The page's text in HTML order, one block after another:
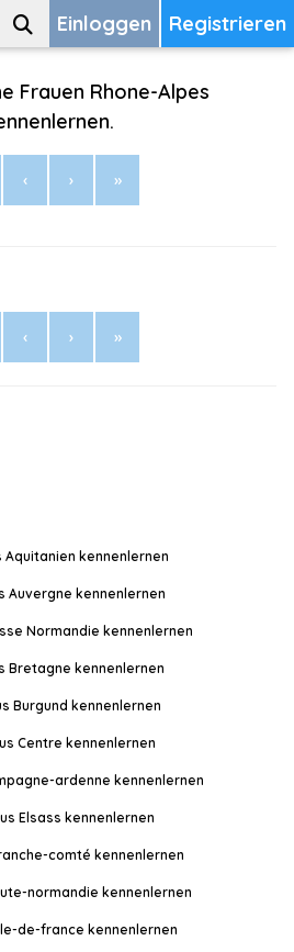
Registrieren
Einloggen
Frauen Rhone-Alpes
‹ › »
‹ › »
Aquitanien kennenlernen
Auvergne kennenlernen
Normandie kennenlernen
Bretagne kennenlernen
Burgund kennenlernen
Centre kennenlernen
ardenne kennenlernen
Elsass kennenlernen
comté kennenlernen
normandie kennenlernen
de-france kennenlernen